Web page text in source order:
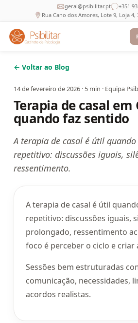
geral@psibilitar.pt
+351
Rua Cano dos Amores, Lote 9, Loja 4,
← Voltar ao Blog
14 de fevereiro de 2026 · 5 min · Equipa
Terapia de casal em
quando faz sentido
A terapia de casal é útil
repetitivo: discussões iguais,
ressentimento.
A terapia de casal é útil
repetitivo: discussões iguais,
prolongado, ressentimento
foco é perceber o ciclo e criar
Sessões bem estruturadas
comunicação, necessidades,
acordos realistas.